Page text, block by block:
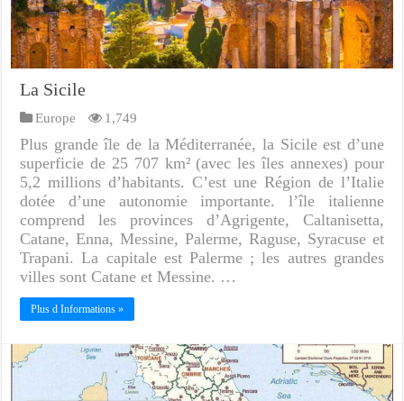
La Sicile
Europe 1,749
Plus grande île de la Méditerranée, la Sicile est d’une
superficie de 25 707 km² (avec les îles annexes) pour
5,2 millions d’habitants. C’est une Région de l’Italie
dotée d’une autonomie importante. l’île italienne
comprend les provinces d’Agrigente, Caltanisetta,
Catane, Enna, Messine, Palerme, Raguse, Syracuse et
Trapani. La capitale est Palerme ; les autres grandes
villes sont Catane et Messine. …
Plus d Informations »